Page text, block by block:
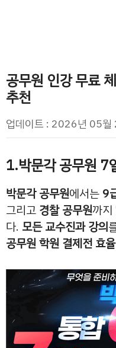
공무원 인강 무료
추천
업데이트 : 2026년 05월
1.박문각 공무원 7
박문각 공무원에서는 9
그리고 경찰 공무원까지
다. 모든 교수진과 강의
공무원 학원 결제전 효